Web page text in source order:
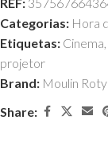
Categorias: Hora
Etiquetas: Cinema,
projetor
Brand: Moulin Roty
Share: